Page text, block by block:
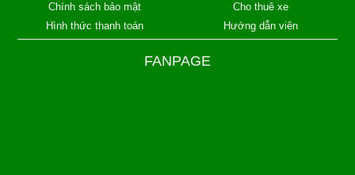
Chính sách bảo mật
Hình thức thanh toán
Cho thuê xe
Hướng dẫn viên
FANPAGE